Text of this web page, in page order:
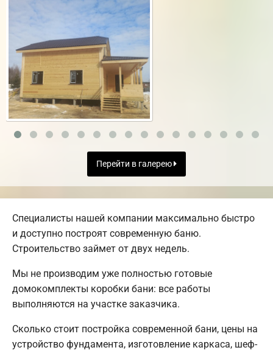
Перейти в галерею
Специалисты нашей компании максимально быстро
и доступно построят современную баню.
Строительство займет от двух недель.
Мы не производим уже полностью готовые
домокомплекты коробки бани: все работы
выполняются на участке заказчика.
Сколько стоит постройка современной бани, цены на
устройство фундамента, изготовление каркаса, шеф-